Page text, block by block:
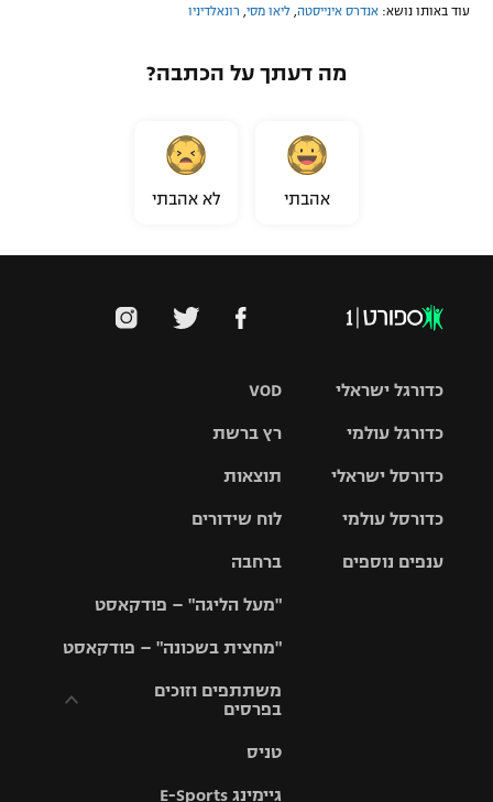
עוד באותו נושא: אנדרס אינייסטה ליאו מסי רונאלדיניו
מה דעתך על הכתבה?
אהבתי לא אהבתי
VOD
רץ ברשת
תוצאות
לוח שידורים
ברחבה
"מעל הליגה" – פודקאסט
"מחצית בשכונה" – פודקאסט
משתתפים וזוכים
בפרסים
וזוכים בפרסים
טניס
גיימינג E-Sports
כדורגל ישראלי
גביע הטוטו
כדורגל עולמי
האלופות
ליגה
כדורסל ישראלי
סל
כדורסל עולמי
ענפים נוספים